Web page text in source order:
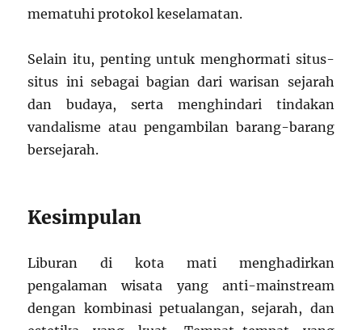
mematuhi protokol keselamatan.
Selain itu, penting untuk menghormati situs-
situs ini sebagai bagian dari warisan sejarah
dan budaya, serta menghindari tindakan
vandalisme atau pengambilan barang-barang
bersejarah.
Kesimpulan
Liburan di kota mati menghadirkan
pengalaman wisata yang anti-mainstream
dengan kombinasi petualangan, sejarah, dan